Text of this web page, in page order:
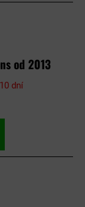
od 2013
dní